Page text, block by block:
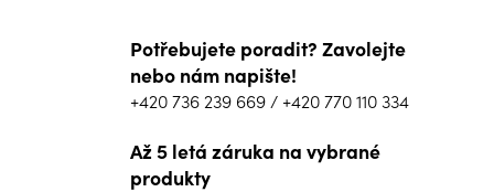
Potřebujete poradit? Zavolejte
nebo nám napište!
+420 736 239 669 / +420 770 110 334
Až 5 letá záruka na vybrané
produkty